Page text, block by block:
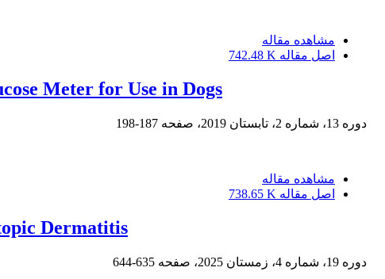
مشاهده مقاله
اصل مقاله 742.48 K
Meter for Use in Dogs
دوره 13، شماره 2، تابستان 2019، صفحه 187-198
مشاهده مقاله
اصل مقاله 738.65 K
Dermatitis
دوره 19، شماره 4، زمستان 2025، صفحه 635-644